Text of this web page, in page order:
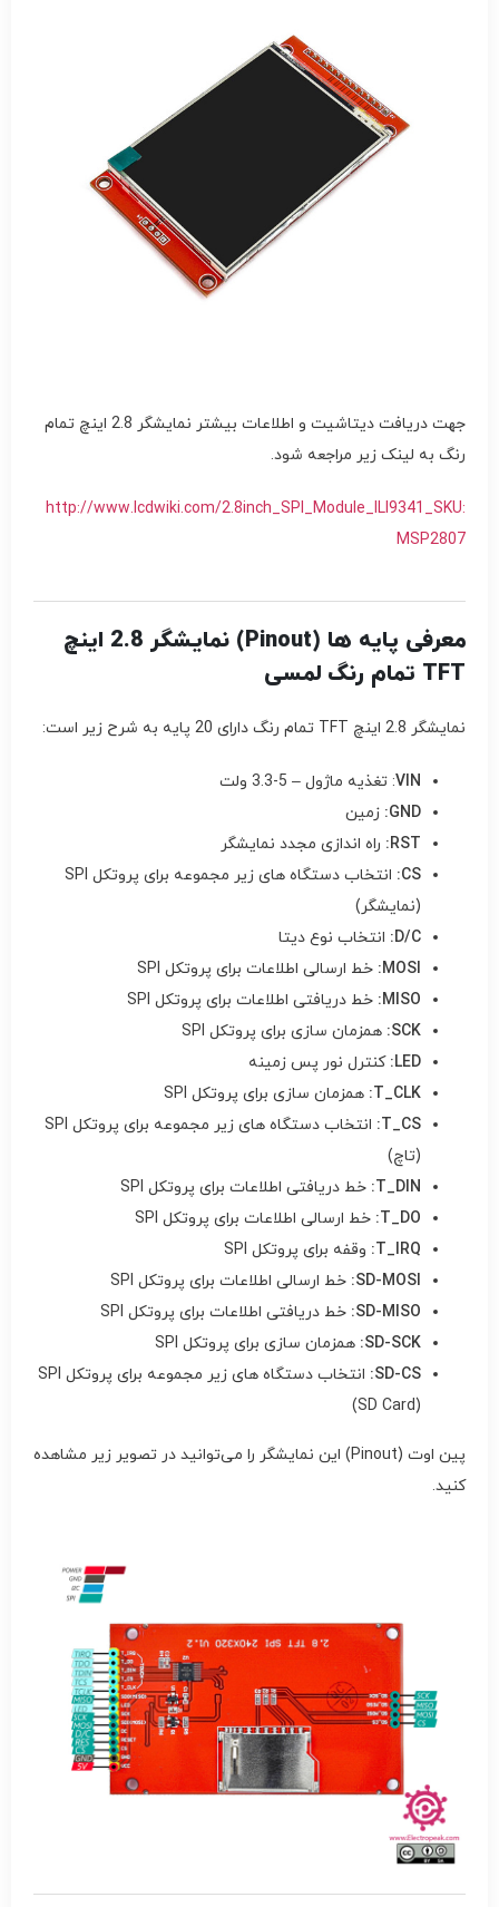
جهت دریافت دیتاشیت و اطلاعات بیشتر نمایشگر 2.8 اینچ تمام
رنگ به لینک زیر مراجعه شود.
http://www.lcdwiki.com/2.8inch_SPI_Module_ILI9341_SKU:
MSP2807
معرفی پایه ها (Pinout) نمایشگر 2.8 اینچ
TFT تمام رنگ لمسی
نمایشگر 2.8 اینچ TFT تمام رنگ دارای 20 پایه به شرح زیر است:
VIN: تغذیه ماژول – 5-3.3 ولت
GND
: زمین
RST
: راه اندازی مجدد نمایشگر
CS
:
انتخاب دستگاه های زیر مجموعه برای پروتکل SPI
(نمایشگر)
D/C
: انتخاب نوع دیتا
MOSI
: خط ارسالی اطلاعات برای پروتکل SPI
MISO
: خط دریافتی اطلاعات برای پروتکل SPI
SCK
: همزمان سازی برای پروتکل SPI
LED
: کنترل نور پس زمینه
T_CLK
: همزمان سازی برای پروتکل SPI
T_CS
:
انتخاب دستگاه های زیر مجموعه برای پروتکل SPI
(تاچ)
T_DIN
: خط دریافتی اطلاعات برای پروتکل SPI
T_DO
: خط ارسالی اطلاعات برای پروتکل SPI
T_IRQ
: وقفه برای پروتکل SPI
SD-MOSI
: خط ارسالی اطلاعات برای پروتکل SPI
SD-MISO
: خط دریافتی اطلاعات برای پروتکل SPI
SD-SCK
: همزمان سازی برای پروتکل SPI
SD-CS
:
انتخاب دستگاه های زیر مجموعه برای پروتکل SPI
(SD Card)
پین اوت (Pinout) این نمایشگر را می‌توانید در تصویر زیر مشاهده
کنید.